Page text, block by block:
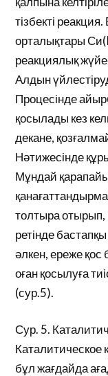
тізбекті
орталықтары
реакциялық
Алдын
Процесінде
қосылады кез
декане,
Нәтижесінде
Мұндай
толтыра отырып,
ретінде
әлкен, ереже қос
оған қосылуға
(сур.5).
Сур. 5.
Каталитическое
бұл жағдайда